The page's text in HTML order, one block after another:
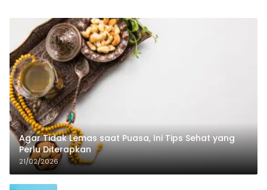
Agar Tidak Lemas saat Puasa, Ini Tips Sehat yang
Perlu Diterapkan
21/02/2026